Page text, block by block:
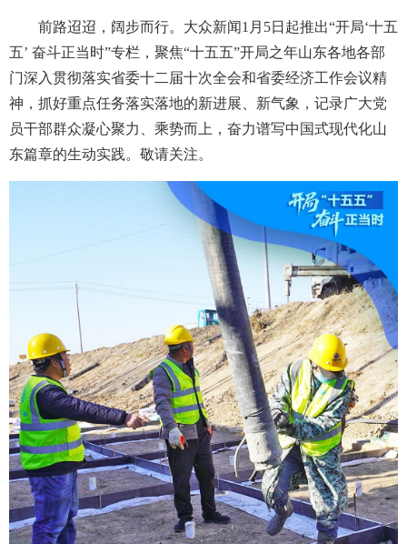
前路迢迢，阔步而行。大众新闻1月5日起推出“开局‘十五
五’ 奋斗正当时”专栏，聚焦“十五五”开局之年山东各地各部
门深入贯彻落实省委十二届十次全会和省委经济工作会议精
神，抓好重点任务落实落地的新进展、新气象，记录广大党
员干部群众凝心聚力、乘势而上，奋力谱写中国式现代化山
东篇章的生动实践。敬请关注。